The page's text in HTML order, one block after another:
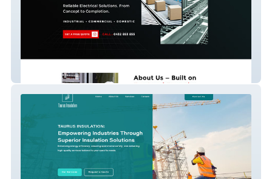
Clear Power Services